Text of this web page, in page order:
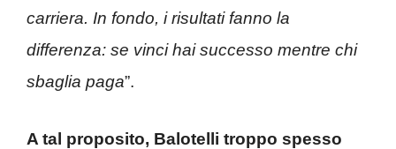
carriera. In fondo, i risultati fanno la
differenza: se vinci hai successo mentre chi
sbaglia paga”.
A tal proposito, Balotelli troppo spesso